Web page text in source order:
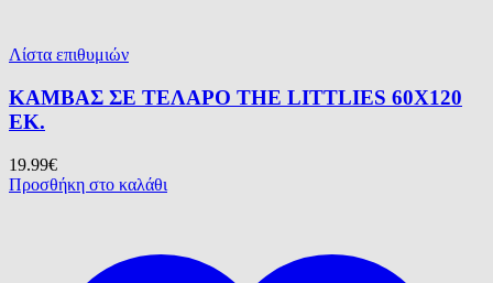
Λίστα επιθυμιών
ΚΑΜΒΑΣ ΣΕ ΤΕΛΑΡΟ THE LITTLIES 60X120
ΕΚ.
19.99€
Προσθήκη στο καλάθι